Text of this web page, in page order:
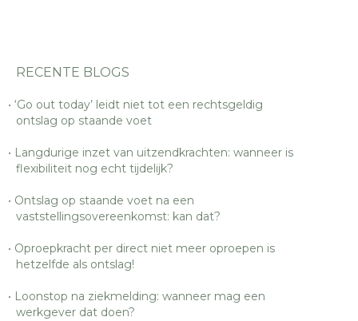
RECENTE BLOGS
‘Go out today’ leidt niet tot een rechtsgeldig
ontslag op staande voet
Langdurige inzet van uitzendkrachten: wanneer is
flexibiliteit nog echt tijdelijk?
Ontslag op staande voet na een
vaststellingsovereenkomst: kan dat?
Oproepkracht per direct niet meer oproepen is
hetzelfde als ontslag!
Loonstop na ziekmelding: wanneer mag een
werkgever dat doen?